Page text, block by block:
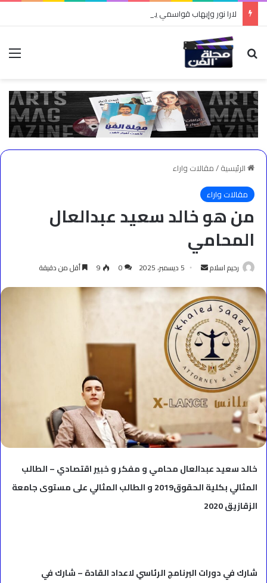
لارا نور وإيهاب قواسمي يشعلان أجواء الدبكة في “طربقة”
بحث عن
الرئيسية/مقالات واراء
مقالات واراء
من هو خالد سعيد عبدالعال
المحامي
رحيم اسلام
أرسل
إلكترونيا
5 ديسمبر، 2025 0
9 أقل من دقيقة
خالد سعيد عبدالعال محامي و مفكر و خبير اقتصادي – الطالب
المثالي بكلية الحقوق2019 و الطالب المثالي على مستوى جامعة
الزقازيق 2020
شارك في دورات البرنامج الرئاسي لاعداد القادة – شارك في